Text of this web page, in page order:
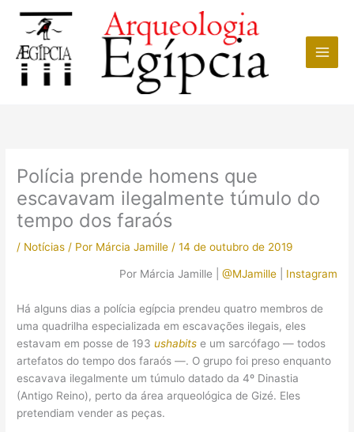
conteúdo
Polícia prende homens que
escavavam ilegalmente túmulo do
tempo dos faraós
/ Notícias / Por Márcia Jamille /14 de outubro de 2019
Por Márcia Jamille | @MJamille| Instagram
Há alguns dias a polícia egípcia prendeu quatro membros de
uma quadrilha especializada em escavações ilegais, eles
estavam em posse de 193ushabits e um sarcófago — todos
artefatos do tempo dos faraós —. O grupo foi preso enquanto
escavava ilegalmente um túmulo datado da 4º Dinastia
(Antigo Reino), perto da área arqueológica de Gizé. Eles
pretendiam vender as peças.